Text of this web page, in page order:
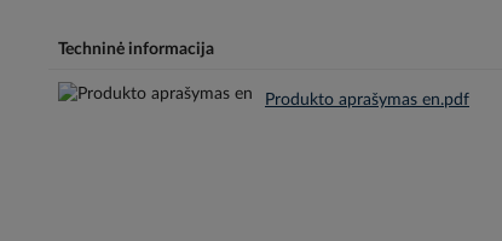
Techninė informacija
Produkto aprašymas en.pdf